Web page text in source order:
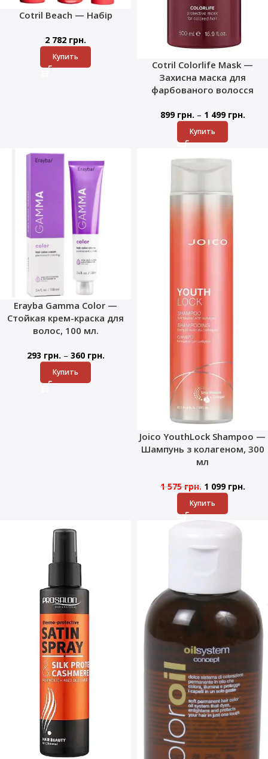
Cotril Beach — Набір
2 782 грн.
Купить
Cotril Colorlife Mask —
Захисна маска для
фарбованого волосся
899 грн. – 1 499 грн.
Купить
Erayba Gamma Color —
Стойкая крем-краска для
волос, 100 мл.
293 грн. – 360 грн.
Купить
Joico YouthLock Shampoo —
Шампунь з колагеном, 300
мл
1 575грн. 1 099 грн.
Купить